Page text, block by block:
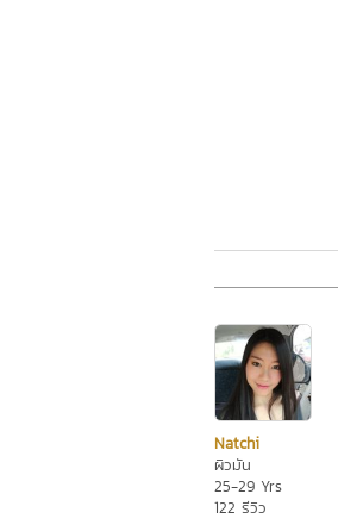
Natchi
ผิวมัน
25-29 Yrs
122 รีวิว